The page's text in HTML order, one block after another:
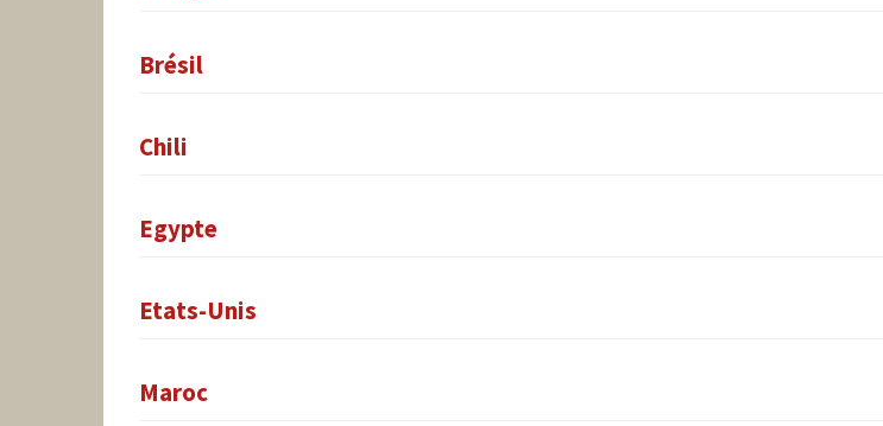
Brésil
Chili
Egypte
Etats-Unis
Maroc